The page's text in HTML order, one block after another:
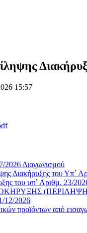
15:57
2026 Διαγωνισμού
Διακήρυξης του Υπ΄
του υπ΄ Αριθμ. 23/
2026
προϊόντων από